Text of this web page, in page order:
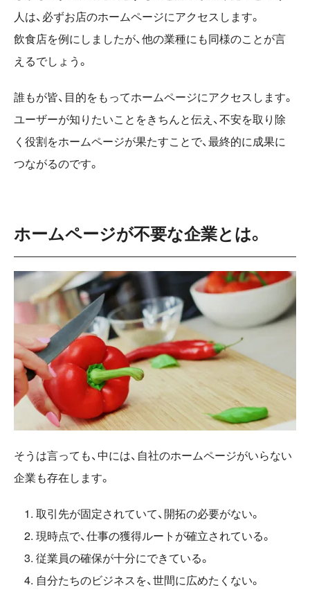
人は、必ずお店のホームページにアクセスします。
飲食店を例にしましたが、他の業種にも同様のことが言
えるでしょう。
誰もが皆、目的をもってホームページにアクセスします。
ユーザーが知りたいことをきちんと伝え、不安を取り除
く役割をホームページが果たすことで、最終的に成果に
つながるのです。
ホームページが不要な企業とは。
そうは言っても、中には、自社のホームページがいらない
企業も存在します。
取引先が固定されていて、開拓の必要がない。
現時点で、仕事の獲得ルートが確立されている。
従業員の確保が十分にできている。
自分たちのビジネスを、世間に広めたくない。